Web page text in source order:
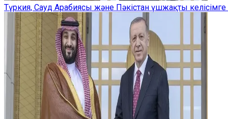
Түркия, Сауд Арабиясы және Пәкістан үшжақты